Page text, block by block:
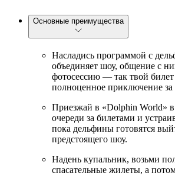
Основные преимущества
Насладись программой с
объединяет шоу, общение с
фотосессию — так твой билет
полноценное приключение за
Приезжай в «Dolphin World»
очереди за билетами и
пока дельфины готовятся
предстоящего шоу.
Надень купальник, возьми
спасательные жилеты, а